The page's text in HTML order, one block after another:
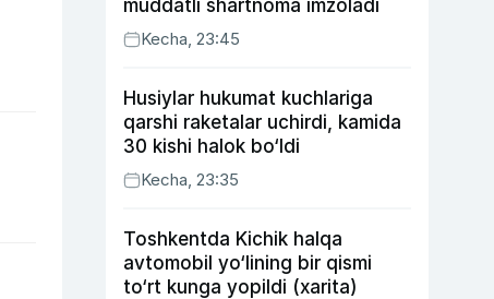
muddatli shartnoma imzoladi
Kecha, 23:45
Husiylar hukumat kuchlariga
qarshi raketalar uchirdi, kamida
30 kishi halok bo‘ldi
Kecha, 23:35
Toshkentda Kichik halqa
avtomobil yo‘lining bir qismi
to‘rt kunga yopildi (xarita)